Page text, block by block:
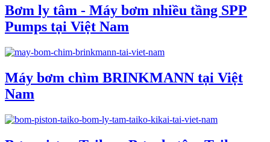
Bơm ly tâm - Máy bơm nhiều tầng SPP
Pumps tại Việt Nam
Máy bơm chìm BRINKMANN tại Việt
Nam